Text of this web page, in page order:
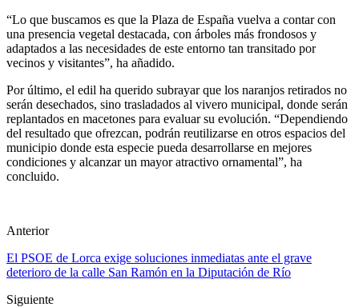
“Lo que buscamos es que la Plaza de España vuelva a contar con
una presencia vegetal destacada, con árboles más frondosos y
adaptados a las necesidades de este entorno tan transitado por
vecinos y visitantes”, ha añadido.
Por último, el edil ha querido subrayar que los naranjos retirados no
serán desechados, sino trasladados al vivero municipal, donde serán
replantados en macetones para evaluar su evolución. “Dependiendo
del resultado que ofrezcan, podrán reutilizarse en otros espacios del
municipio donde esta especie pueda desarrollarse en mejores
condiciones y alcanzar un mayor atractivo ornamental”, ha
concluido.
Anterior
El PSOE de Lorca exige soluciones inmediatas ante el grave
deterioro de la calle San Ramón en la Diputación de Río
Siguiente